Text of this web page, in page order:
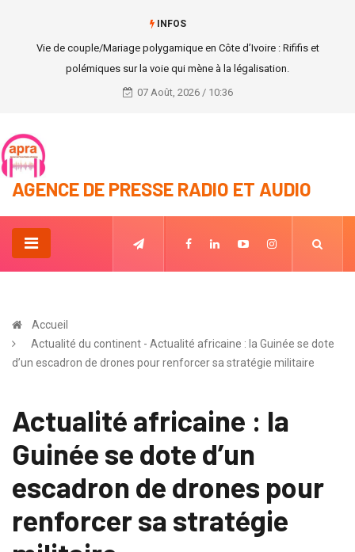
INFOS
Ebony 2021 : Alfred Dan Moussa, nouveau président du jury
07 Août, 2026 / 10:36
AGENCE DE PRESSE RADIO ET AUDIO
Accueil
Actualité du continent - Actualité africaine : la Guinée se dote
d’un escadron de drones pour renforcer sa stratégie militaire
Actualité africaine : la
Guinée se dote d’un
escadron de drones pour
renforcer sa stratégie